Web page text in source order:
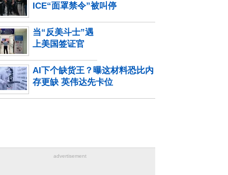
ICE“面罩禁令”被叫停
当“反美斗士”遇
上美国签证官
AI下个缺货王？曝这材料恐比内
存更缺 英伟达先卡位
advertisement